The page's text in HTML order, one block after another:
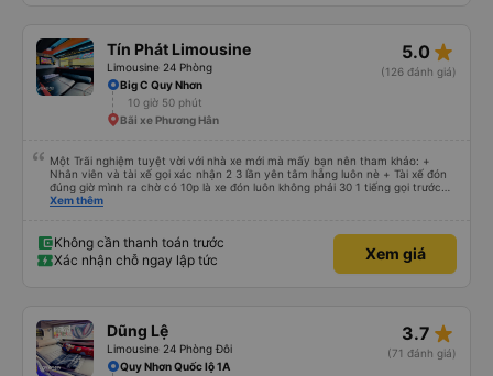
Tín Phát Limousine
Limousine 24 Phòng
5.0 star_rate
(126 đánh giá)
Big C Quy Nhơn
10 giờ 50 phút
Bãi xe Phương Hân
Một Trãi nghiệm tuyệt vời với nhà xe mới mà mấy bạn nên tham khảo: +
Nhân viên và tài xế gọi xác nhận 2 3 lần yên tâm hẵng luôn nè + Tài xế đón
đúng giờ mình ra chờ có 10p là xe đón luôn không phải 30 1 tiếng gọi trước
đợi cực + Xe mới, xịn, thơm và Đặt biệt là cực kỳ ưng mền gối trên xe luôn
trên không bị vướng chân như các xe khác mình từng đi + Tài xế lơ xe nhiệt
tình hỗ trợ hỏi đón trả cực bao nhiệt tình nhẹ nhàn luôn nha + Trên xe còn
có bánh nước, khăn lạnh. Tới trạm tài xế còn tinh ý chuẩn bị thêm khăn lạnh
Xem thêm
Không cần thanh toán trước
Xác nhận chỗ ngay lập tức
Xem giá
Dũng Lệ
Limousine 24 Phòng Đôi
3.7 star_rate
(71 đánh giá)
Quy Nhơn Quốc lộ 1A